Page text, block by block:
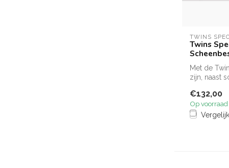
TWINS
Twins
Met de
zijn, naast
€132,00
Op voorraad
Vergelijk